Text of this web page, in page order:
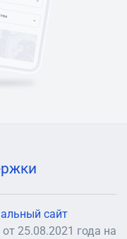
сайт
25.08.2021 года на